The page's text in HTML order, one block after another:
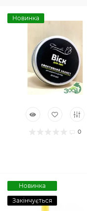
Новинка
0
Новинка
Закінчується